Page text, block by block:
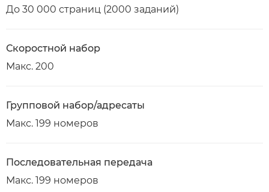
До 30 000 страниц (2000 заданий)
Скоростной набор
Макс. 200
Групповой набор/адресаты
Макс. 199 номеров
Последовательная передача
Макс. 199 номеров